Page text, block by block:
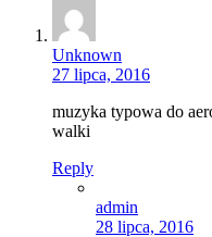
Unknown
27 lipca, 2016
muzyka typowa do
walki
Reply
admin
28 lipca, 2016